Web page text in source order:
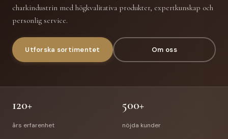
charkindustrin med högkvalitativa produkter, expertkunskap och
personlig service.
Utforska sortimentet Om oss
120+
års erfarenhet
500+
nöjda kunder